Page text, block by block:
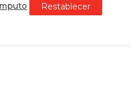
Restablecer